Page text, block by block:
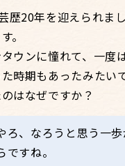
歴20年を迎えられま
。
ウンに憧れて、一度
時期もあったみたい
はなぜですか？
ろ、なろうと思う一
ですね。